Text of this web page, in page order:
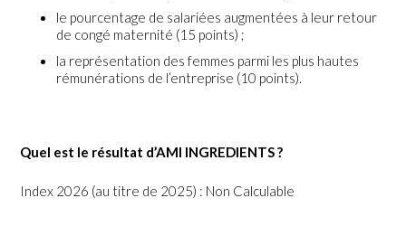
le pourcentage de salariées augmentées à leur retour
de congé maternité (15 points) ;
la représentation des femmes parmi les plus hautes
rémunérations de l’entreprise (10 points).
Quel est le résultat d’AMI INGREDIENTS ?
Index 2026 (au titre de 2025) : Non Calculable